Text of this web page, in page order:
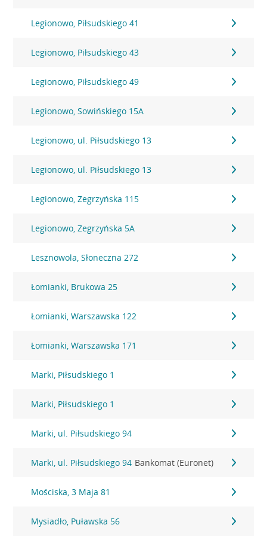
Legionowo, Piłsudskiego 41
Legionowo, Piłsudskiego 43
Legionowo, Piłsudskiego 49
Legionowo, Sowińskiego 15A
Legionowo, ul. Piłsudskiego 13
Legionowo, ul. Piłsudskiego 13
Legionowo, Zegrzyńska 115
Legionowo, Zegrzyńska 5A
Lesznowola, Słoneczna 272
Łomianki, Brukowa 25
Łomianki, Warszawska 122
Łomianki, Warszawska 171
Marki, Piłsudskiego 1
Marki, Piłsudskiego 1
Marki, ul. Piłsudskiego 94
Marki, ul. Piłsudskiego 94 Bankomat (Euronet)
Mościska, 3 Maja 81
Mysiadło, Puławska 56